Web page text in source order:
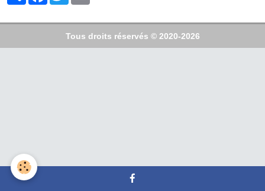
Tous droits réservés © 2020-2026